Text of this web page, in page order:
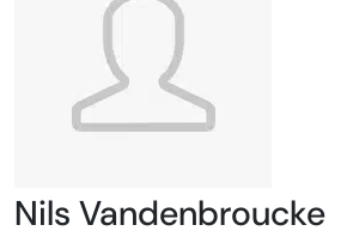
Nils Vandenbroucke